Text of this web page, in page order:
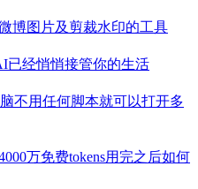
博图片及剪裁水印的工具
已经悄悄接管你的生活
不用任何脚本就可以打开多
万免费tokens用完之后如何